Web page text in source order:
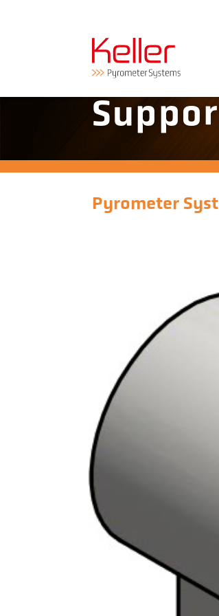
Pyrometer